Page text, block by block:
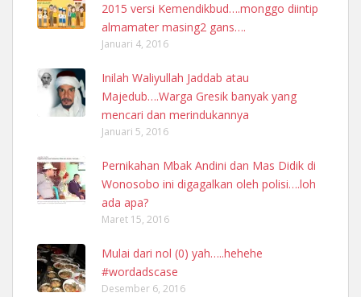
2015 versi Kemendikbud….monggo diintip
almamater masing2 gans….
Januari 4, 2016
Inilah Waliyullah Jaddab atau
Majedub….Warga Gresik banyak yang
mencari dan merindukannya
Januari 5, 2016
Pernikahan Mbak Andini dan Mas Didik di
Wonosobo ini digagalkan oleh polisi….loh
ada apa?
Maret 15, 2016
Mulai dari nol (0) yah…..hehehe
#wordadscase
Desember 6, 2016